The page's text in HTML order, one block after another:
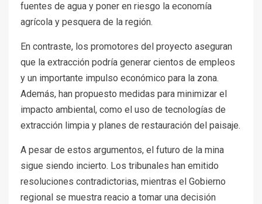
fuentes de agua y poner en riesgo la economía
agrícola y pesquera de la región.
En contraste, los promotores del proyecto aseguran
que la extracción podría generar cientos de empleos
y un importante impulso económico para la zona.
Además, han propuesto medidas para minimizar el
impacto ambiental, como el uso de tecnologías de
extracción limpia y planes de restauración del paisaje.
A pesar de estos argumentos, el futuro de la mina
sigue siendo incierto. Los tribunales han emitido
resoluciones contradictorias, mientras el Gobierno
regional se muestra reacio a tomar una decisión